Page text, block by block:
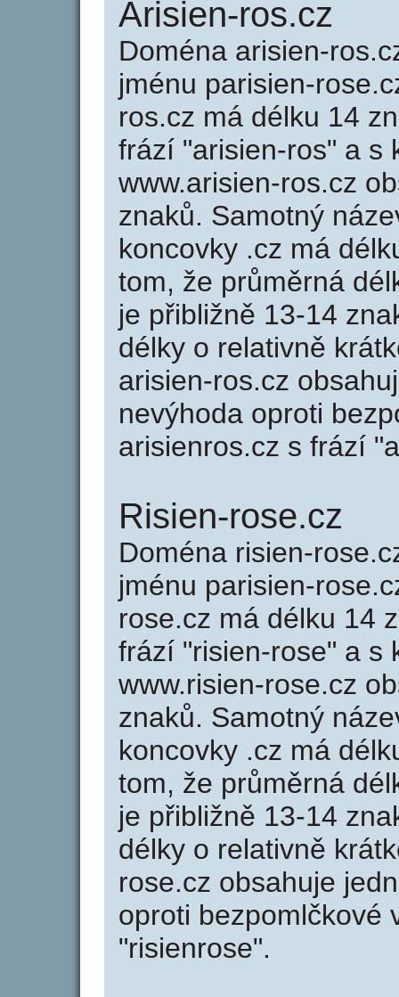
Arisien-ros.cz
Doména arisien-
jménu parisien-
ros.cz má délku 14
frází "arisien-ros" a s
www.arisien-ros.cz
znaků. Samotný
koncovky .cz má
tom, že průměrná
je přibližně 13-14
délky o relativně
arisien-ros.cz
nevýhoda oproti
arisienros.cz s frází
Risien-rose.cz
Doména risien-
jménu parisien-
rose.cz má délku 14
frází "risien-rose" a s
www.risien-rose.cz
znaků. Samotný
koncovky .cz má
tom, že průměrná
je přibližně 13-14
délky o relativně
rose.cz obsahuje
oproti bezpomlčkové
"risienrose".